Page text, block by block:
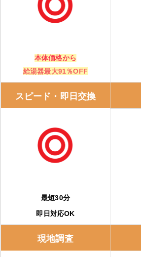
本体価格から
給湯器最大91％OFF
スピード・即日交換
最短30分
即日対応OK
現地調査